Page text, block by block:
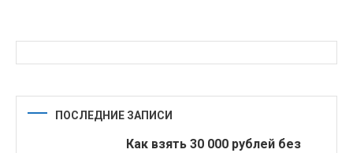
ПОСЛЕДНИЕ ЗАПИСИ
Как взять 30 000 рублей без